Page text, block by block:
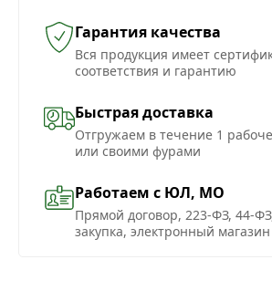
Гарантия качества
Вся продукция имеет
соответствия и гарантию
Быстрая доставка
Отгружаем в течение 1
или своими фурами
Работаем с ЮЛ, МО
Прямой договор, 223-ФЗ, 44-
закупка, электронный магазин